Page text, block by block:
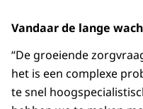
Vandaar de lange
“De groeiende
het is een complexe
te snel